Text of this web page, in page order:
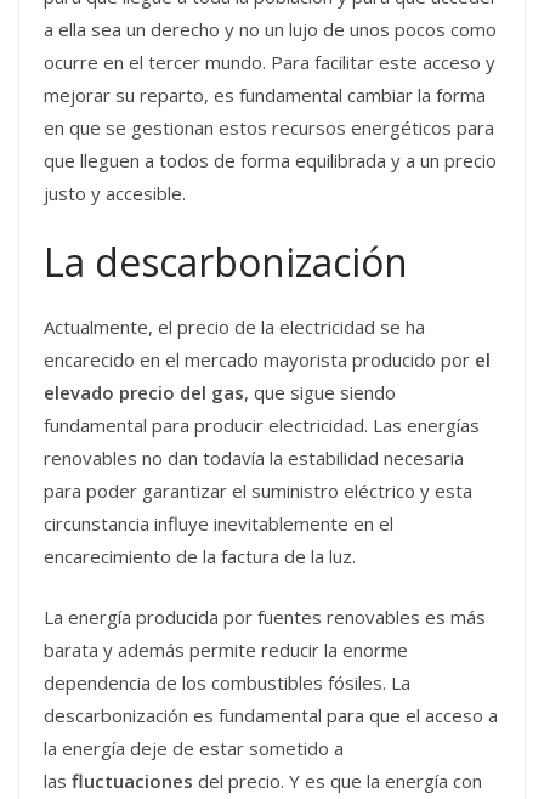
a ella sea un derecho y no un lujo de unos pocos como
ocurre en el tercer mundo. Para facilitar este acceso y
mejorar su reparto, es fundamental cambiar la forma
en que se gestionan estos recursos energéticos para
que lleguen a todos de forma equilibrada y a un precio
justo y accesible.
La descarbonización
Actualmente, el precio de la electricidad se ha
encarecido en el mercado mayorista producido por el
elevado precio del gas, que sigue siendo
fundamental para producir electricidad. Las energías
renovables no dan todavía la estabilidad necesaria
para poder garantizar el suministro eléctrico y esta
circunstancia influye inevitablemente en el
encarecimiento de la factura de la luz.
La energía producida por fuentes renovables es más
barata y además permite reducir la enorme
dependencia de los combustibles fósiles. La
descarbonización es fundamental para que el acceso a
la energía deje de estar sometido a
las fluctuaciones del precio. Y es que la energía con